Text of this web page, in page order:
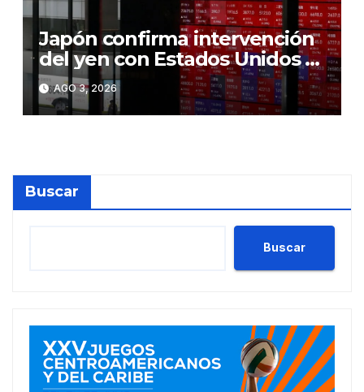
Japón confirma intervención
del yen con Estados Unidos y
señala estar dispuesto a
nuevas medidas
AGO 3, 2026
Buscar
Buscar